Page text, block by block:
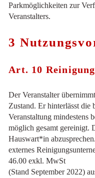
Parkmöglichkeiten zur
Veranstalters.
3
Art. 10 Reinigung
Der Veranstalter
Zustand. Er hinterlässt die
Veranstaltung mindestens
möglich gesamt gereinigt.
Hauswart*in
externes
46.00 exkl. MwSt
(Stand September 2022)